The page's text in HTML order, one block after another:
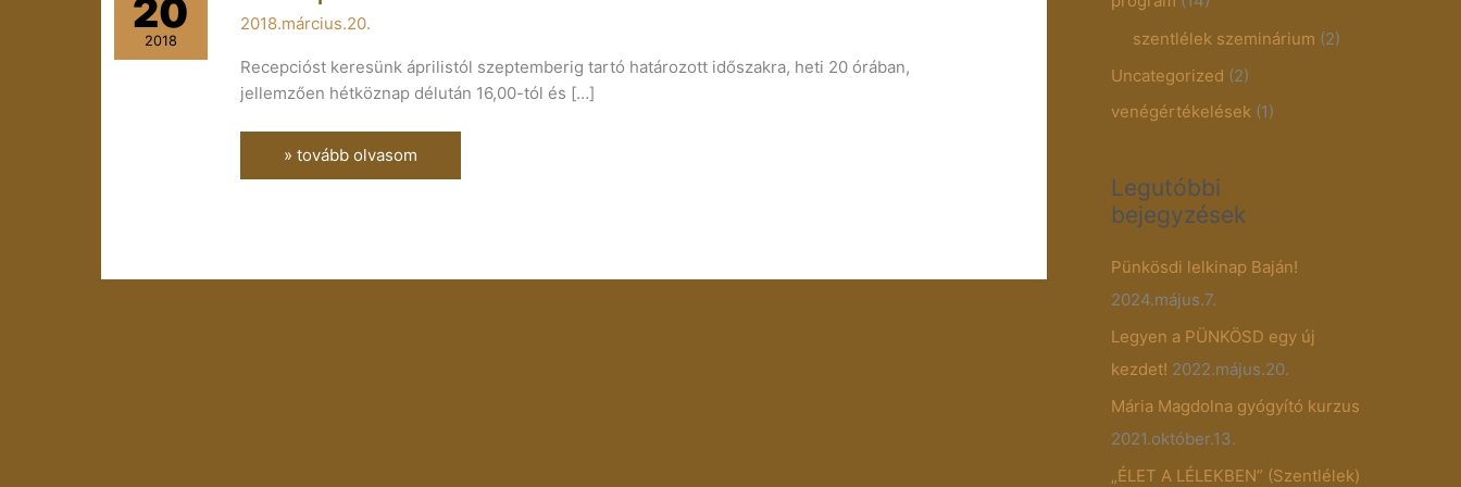
20
2018
2018.március.20.
Recepcióst keresünk áprilistól szeptemberig tartó határozott időszakra, heti 20 órában,
jellemzően hétköznap délután 16,00-tól és […]
» tovább olvasom
szentlélek szeminárium (2)
Uncategorized (2)
venégértékelések (1)
Legutóbbi
bejegyzések
Pünkösdi lelkinap Baján!
2024.május.7.
Legyen a PÜNKÖSD egy új
kezdet! 2022.május.20.
Mária Magdolna gyógyító kurzus
2021.október.13.
„ÉLET A LÉLEKBEN” (Szentlélek)